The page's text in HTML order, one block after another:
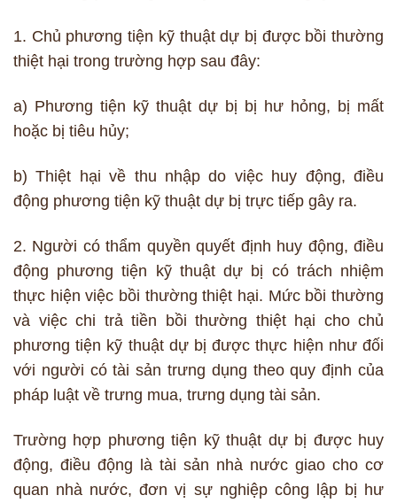
1. Chủ phương tiện kỹ thuật dự bị được bồi thường
thiệt hại trong trường hợp sau đây:
a) Phương tiện kỹ thuật dự bị bị hư hỏng, bị mất
hoặc bị tiêu hủy;
b) Thiệt hại về thu nhập do việc huy động, điều
động phương tiện kỹ thuật dự bị trực tiếp gây ra.
2. Người có thẩm quyền quyết định huy động, điều
động phương tiện kỹ thuật dự bị có trách nhiệm
thực hiện việc bồi thường thiệt hại. Mức bồi thường
và việc chi trả tiền bồi thường thiệt hại cho chủ
phương tiện kỹ thuật dự bị được thực hiện như đối
với người có tài sản trưng dụng theo quy định của
pháp luật về trưng mua, trưng dụng tài sản.
Trường hợp phương tiện kỹ thuật dự bị được huy
động, điều động là tài sản nhà nước giao cho cơ
quan nhà nước, đơn vị sự nghiệp công lập bị hư